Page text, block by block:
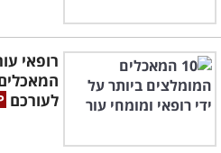
לעורכם